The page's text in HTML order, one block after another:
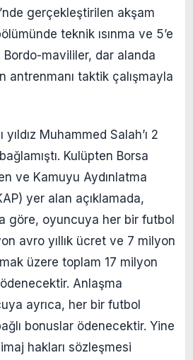
gerçekleştirilen akşam
teknik ısınma ve 5’e
Bordo-mavililer, dar alanda
antrenmanı taktik çalışmayla
yıldız Muhammed Salah’ı 2
Kulüpten Borsa
ve Kamuyu Aydınlatma
yer alan açıklamada,
göre, oyuncuya her bir futbol
avro yıllık ücret ve 7 milyon
üzere toplam 17 milyon
Anlaşma
ayrıca, her bir futbol
bonuslar ödenecektir. Yine
hakları sözleşmesi